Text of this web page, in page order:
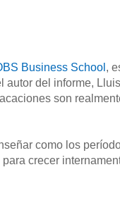
Business School ,
autor del informe,
son
como los
crecer